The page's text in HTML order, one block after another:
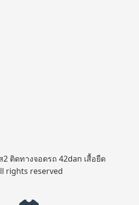
2 ติดทางจอดรถ 42dan เสื้อยืด
rights reserved